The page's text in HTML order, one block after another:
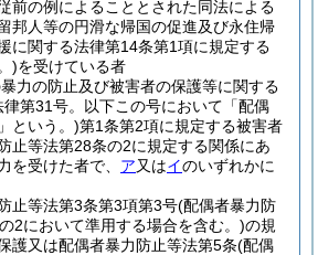
前の例によることとされた同法による
邦人等の円滑な帰国の促進及び永住帰
に関する法律第14条第1項に規定する
)を受けている者
力の防止及び被害者の保護等に関する
第31号。以下この号において「配偶
という。)第1条第2項に規定する被害者
止等法第28条の2に規定する関係にあ
を受けた者で、 ア又はイのいずれかに
止等法第3条第3項第3号(配偶者暴力防
2において準用する場合を含む。)の規
護又は配偶者暴力防止等法第5条(配偶